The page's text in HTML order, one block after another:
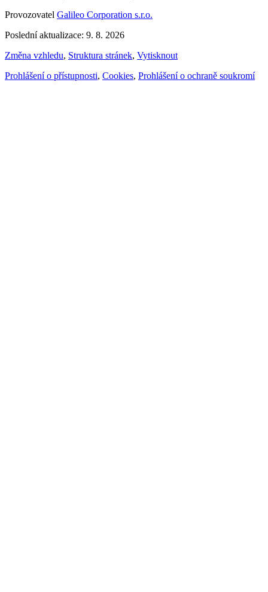
Provozovatel Galileo Corporation s.r.o.
Poslední aktualizace: 9. 8. 2026
Změna vzhledu, Struktura stránek, Vytisknout
Prohlášení o přístupnosti, Cookies, Prohlášení o ochraně soukromí